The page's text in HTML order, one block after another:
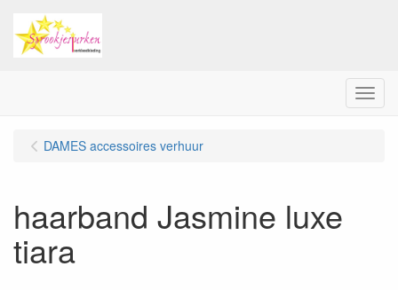
Menu
DAMES accessoires verhuur
haarband Jasmine luxe
tiara